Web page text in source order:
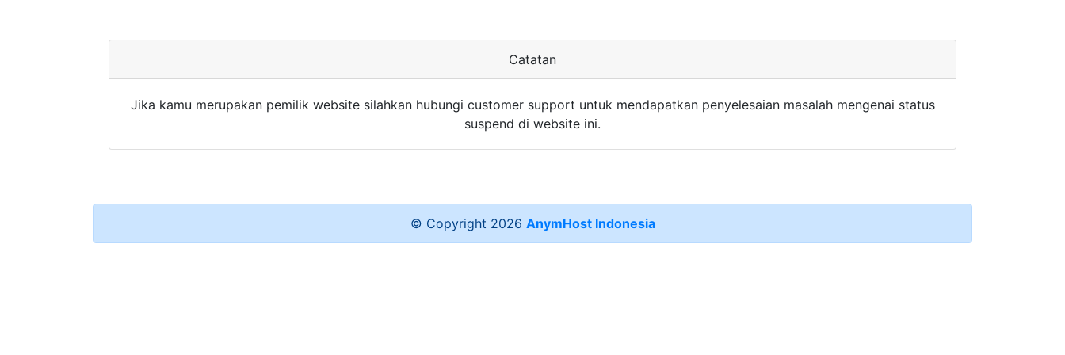
Catatan
Jika kamu merupakan pemilik website silahkan hubungi customer support untuk mendapatkan penyelesaian masalah mengenai status
suspend di website ini.
© Copyright 2026 AnymHost Indonesia